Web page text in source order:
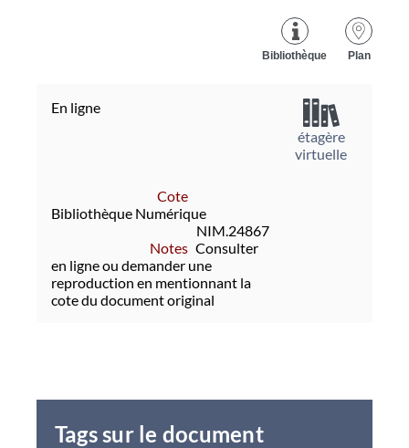
Plan
Bibliothèque
En ligne
Cote
Bibliothèque Numérique
NIM.24867
Notes Consulter
en ligne ou demander une
reproduction en mentionnant la
cote du document original
étagère
virtuelle
Tags sur le document